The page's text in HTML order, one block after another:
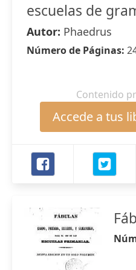
escuelas de
Autor: Phaedrus
Número de Páginas:
Contenido
Accede a tus